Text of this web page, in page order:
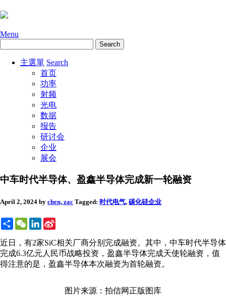
Menu
主選單 Search
首页
功率
射频
光电
数据
报告
研讨会
企业
展会
中车时代半导体、盈鑫半导体完成新一轮融资
April 2, 2024 by chen, zac Tagged: 时代电气, 碳化硅企业
ShareWeChatLinkedIn
近日，有2家SiC相关厂商分别完成融资。其中，中车时代半导体
完成6.3亿元人民币战略投资，盈鑫半导体完成天使轮融资，值
得注意的是，盈鑫半导体本次融资为首轮融资。
图片来源：拍信网正版图库